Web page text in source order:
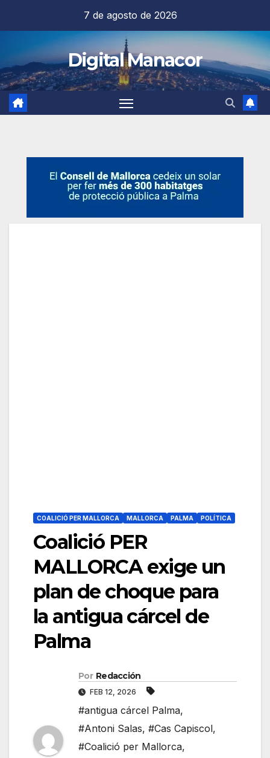
contenido
7 de agosto de 2026
Digital Manacor
COALICIÓ PER MALLORCA MALLORCA PALMA POLÍTICA
Coalició PER
MALLORCA exige un
plan de choque para
la antigua cárcel de
Palma
Por Redacción
FEB 12, 2026
#antigua cárcel Palma,
#Antoni Salas, #Cas Capiscol,
#Coalició per Mallorca,